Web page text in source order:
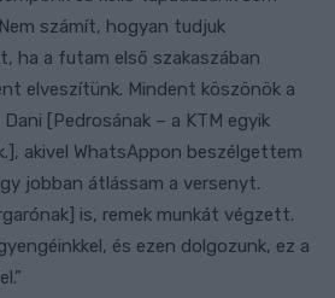
számít, hogyan tudjuk
ha a futam első szakaszában
elveszítünk. Mindent köszönök a
[Pedrosának – a KTM egyik
akivel WhatsAppon beszélgettem
jobban átlássam a versenyt.
is, remek munkát végzett.
és ezen dolgozunk, ez a